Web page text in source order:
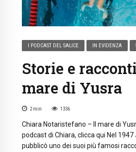
I PODCAST DEL SALICE IN EVIDENZA
Storie e
mare di Yusra
2 min 1336
Chiara Notaristefano – Il mare di
podcast di Chiara, clicca qui Nel
pubblicò uno dei suoi più famosi